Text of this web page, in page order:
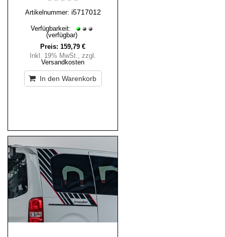
Artikelnummer: i5717012
Verfügbarkeit:
(verfügbar)
Preis: 159,79 €
Inkl. 19% MwSt., zzgl.
Versandkosten
In den Warenkorb